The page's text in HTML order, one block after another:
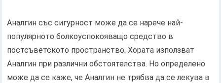
Аналгин със сигурност може да се нарече най-
популярното болкоуспокояващо средство в
постсъветското пространство. Хората използват
Аналгин при различни обстоятелства. Но определено
може да се каже, че Аналгин не трябва да се лекува в